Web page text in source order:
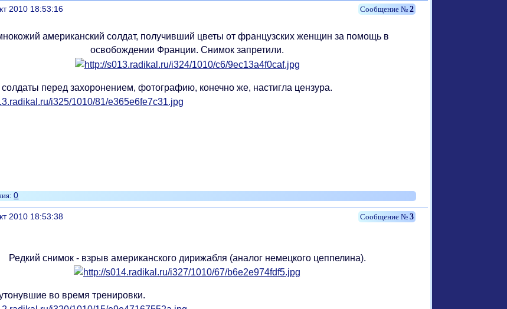
2
2010 18:53:16
американский солдат, получивший цветы от французских женщин за помощь в
освобождении Франции. Снимок запретили.
перед захоронением, фотографию, конечно же, настигла цензура.
0
3
2010 18:53:38
Редкий снимок - взрыв американского дирижабля (аналог немецкого цеппелина).
во время тренировки.